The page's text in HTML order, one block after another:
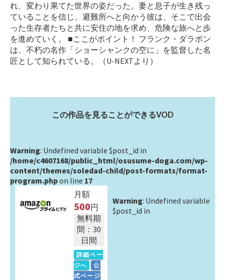
れ、変わり果てた世界の姿だった。妻と息子が生き残っ
ていることを信じ、避難所へと向かう彼は、そこで出会
った生存者たちと共に安住の地を求め、危険な旅へと歩
を進めていく。 ■ここがポイント！ フランク・ダラボン
は、不朽の名作「ショーシャンクの空に」を監督した名
匠として知られている。（U-NEXTより）
この作品を見ることができるVOD
Warning: Undefined variable $post_id in
/home/c4607168/public_html/osusume-doga.com/wp-
content/themes/soledad-child/post-formats/format-
program.phpon line 17
月額
500円
無料期
間：30
日間
詳細ペー
ジへ
公
式ページ
Warning: Undefined variable
$post_id in